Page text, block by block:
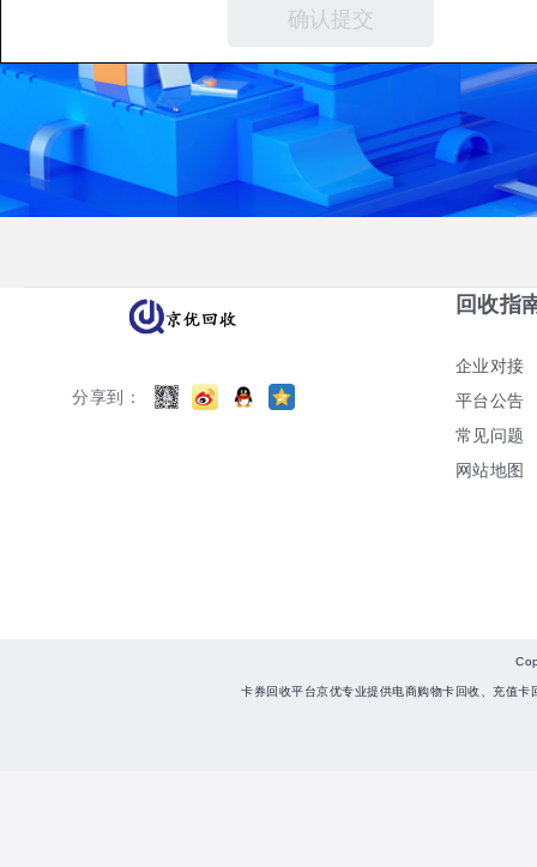
分享到：
回收指
企业对接
平台公告
常见问题
网站地图
卡券回收平台京优专业提供电商购物卡回收、充值